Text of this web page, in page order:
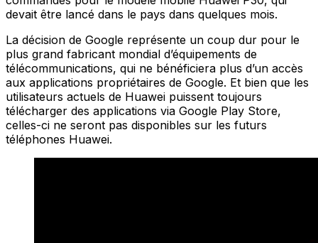
devait être lancé dans le pays dans quelques mois.
La décision de Google représente un coup dur pour le
plus grand fabricant mondial d’équipements de
télécommunications, qui ne bénéficiera plus d’un accès
aux applications propriétaires de Google. Et bien que les
utilisateurs actuels de Huawei puissent toujours
télécharger des applications via Google Play Store,
celles-ci ne seront pas disponibles sur les futurs
téléphones Huawei.